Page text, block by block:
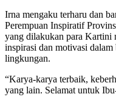
Irna mengaku terharu dan
Perempuan Inspiratif
yang dilakukan para Kartini
inspirasi dan motivasi
lingkungan.
“Karya-karya terbaik,
yang lain. Selamat untuk